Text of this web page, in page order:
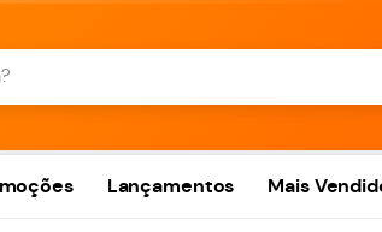
Lançamentos Mais